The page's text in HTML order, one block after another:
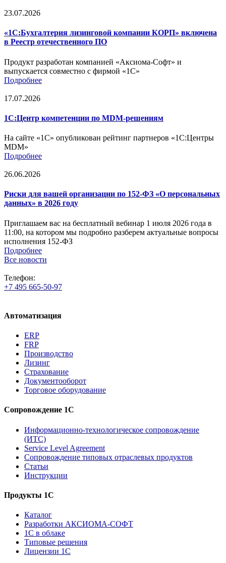
23.07.2026
«1С:Бухгалтерия лизинговой компании КОРП» включена
в Реестр отечественного ПО
Продукт разработан компанией «Аксиома-Софт» и
выпускается совместно с фирмой «1С»
Подробнее
17.07.2026
1С:Центр компетенции по MDM-решениям
На сайте «1С» опубликован рейтинг партнеров «1С:Центры
MDM»
Подробнее
26.06.2026
Риски для вашей организации по 152-ФЗ «О персональных
данных» в 2026 году
Приглашаем вас на бесплатный вебинар 1 июля 2026 года в
11:00, на котором мы подробно разберем актуальные вопросы
исполнения 152-ФЗ
Подробнее
Все новости
Телефон:
+7 495 665-50-97
Автоматизация
ERP
FRP
Производство
Лизинг
Страхование
Документооборот
Торговое оборудование
Сопровождение 1С
Информационно-технологическое сопровождение
(ИТС)
Service Level Agreement
Сопровождение типовых отраслевых продуктов
Статьи
Инструкции
Продукты 1С
Каталог
Разработки АКСИОМА-СОФТ
1С в облаке
Типовые решения
Лицензии 1С